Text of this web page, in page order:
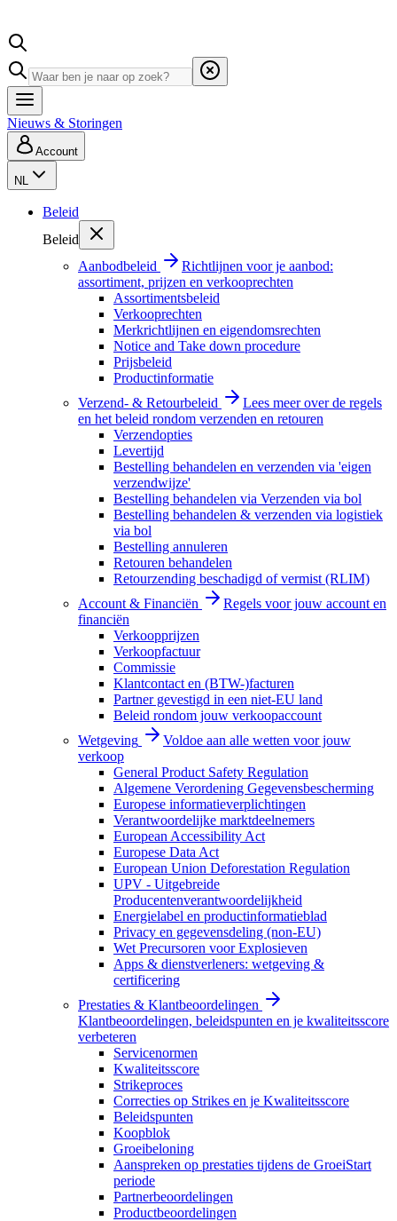
Nieuws & Storingen
Account
NL
Beleid
Beleid
Aanbodbeleid
Richtlijnen voor je aanbod:
assortiment, prijzen en verkooprechten
Assortimentsbeleid
Verkooprechten
Merkrichtlijnen en eigendomsrechten
Notice and Take down procedure
Prijsbeleid
Productinformatie
Verzend- & Retourbeleid
Lees meer over de regels
en het beleid rondom verzenden en retouren
Verzendopties
Levertijd
Bestelling behandelen en verzenden via 'eigen
verzendwijze'
Bestelling behandelen via Verzenden via bol
Bestelling behandelen & verzenden via logistiek
via bol
Bestelling annuleren
Retouren behandelen
Retourzending beschadigd of vermist (RLIM)
Account & Financiën
Regels voor jouw account en
financiën
Verkoopprijzen
Verkoopfactuur
Commissie
Klantcontact en (BTW-)facturen
Partner gevestigd in een niet-EU land
Beleid rondom jouw verkoopaccount
Wetgeving
Voldoe aan alle wetten voor jouw
verkoop
General Product Safety Regulation
Algemene Verordening Gegevensbescherming
Europese informatieverplichtingen
Verantwoordelijke marktdeelnemers
European Accessibility Act
Europese Data Act
European Union Deforestation Regulation
UPV - Uitgebreide
Producentenverantwoordelijkheid
Energielabel en productinformatieblad
Privacy en gegevensdeling (non-EU)
Wet Precursoren voor Explosieven
Apps & dienstverleners: wetgeving &
certificering
Prestaties & Klantbeoordelingen
Klantbeoordelingen, beleidspunten en je kwaliteitsscore
verbeteren
Servicenormen
Kwaliteitsscore
Strikeproces
Correcties op Strikes en je Kwaliteitsscore
Beleidspunten
Koopblok
Groeibeloning
Aanspreken op prestaties tijdens de GroeiStart
periode
Partnerbeoordelingen
Productbeoordelingen